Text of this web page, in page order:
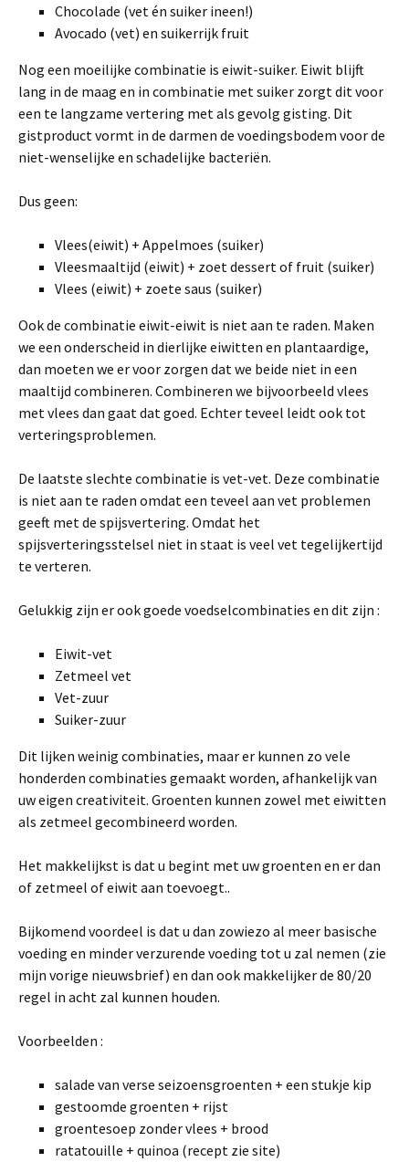
Chocolade (vet én suiker ineen!)
Avocado (vet) en suikerrijk fruit
Nog een moeilijke combinatie is eiwit-suiker. Eiwit blijft
lang in de maag en in combinatie met suiker zorgt dit voor
een te langzame vertering met als gevolg gisting. Dit
gistproduct vormt in de darmen de voedingsbodem voor de
niet-wenselijke en schadelijke bacteriën.
Dus geen:
Vlees(eiwit) + Appelmoes (suiker)
Vleesmaaltijd (eiwit) + zoet dessert of fruit (suiker)
Vlees (eiwit) + zoete saus (suiker)
Ook de combinatie eiwit-eiwit is niet aan te raden. Maken
we een onderscheid in dierlijke eiwitten en plantaardige,
dan moeten we er voor zorgen dat we beide niet in een
maaltijd combineren. Combineren we bijvoorbeeld vlees
met vlees dan gaat dat goed. Echter teveel leidt ook tot
verteringsproblemen.
De laatste slechte combinatie is vet-vet. Deze combinatie
is niet aan te raden omdat een teveel aan vet problemen
geeft met de spijsvertering. Omdat het
spijsverteringsstelsel niet in staat is veel vet tegelijkertijd
te verteren.
Gelukkig zijn er ook goede voedselcombinaties en dit zijn :
Eiwit-vet
Zetmeel vet
Vet-zuur
Suiker-zuur
Dit lijken weinig combinaties, maar er kunnen zo vele
honderden combinaties gemaakt worden, afhankelijk van
uw eigen creativiteit. Groenten kunnen zowel met eiwitten
als zetmeel gecombineerd worden.
Het makkelijkst is dat u begint met uw groenten en er dan
of zetmeel of eiwit aan toevoegt..
Bijkomend voordeel is dat u dan zowiezo al meer basische
voeding en minder verzurende voeding tot u zal nemen (zie
mijn vorige nieuwsbrief) en dan ook makkelijker de 80/20
regel in acht zal kunnen houden.
Voorbeelden :
salade van verse seizoensgroenten + een stukje kip
gestoomde groenten + rijst
groentesoep zonder vlees + brood
ratatouille + quinoa (recept zie site)